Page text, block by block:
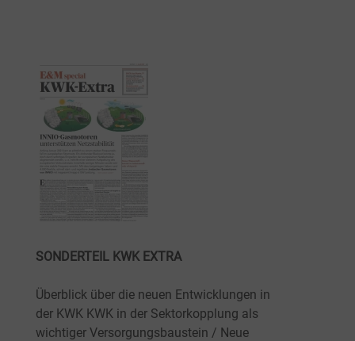
SONDERTEIL KWK EXTRA
Überblick über die neuen Entwicklungen in
der KWK KWK in der Sektorkopplung als
wichtiger Versorgungsbaustein / Neue